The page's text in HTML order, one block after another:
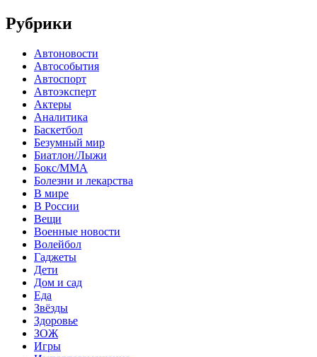
Рубрики
Автоновости
Автособытия
Автоспорт
Автоэксперт
Актеры
Аналитика
Баскетбол
Безумный мир
Биатлон/Лыжи
Бокс/MMA
Болезни и лекарства
В мире
В России
Вещи
Военные новости
Волейбол
Гаджеты
Дети
Дом и сад
Еда
Звёзды
Здоровье
ЗОЖ
Игры